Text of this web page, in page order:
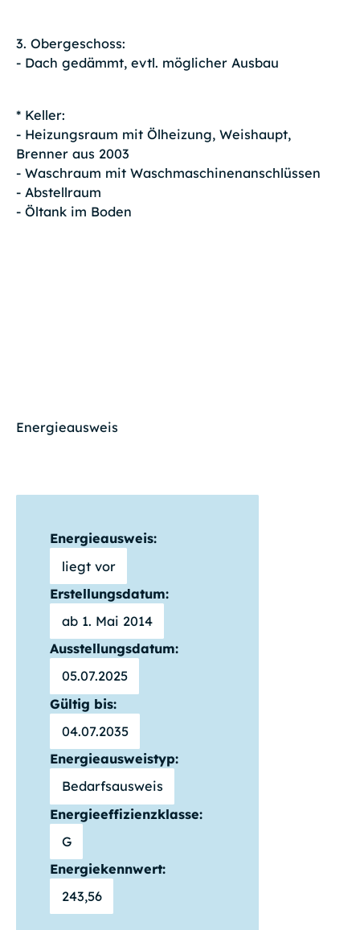
3. Obergeschoss:
- Dach gedämmt, evtl. möglicher Ausbau
* Keller:
- Heizungsraum mit Ölheizung, Weishaupt,
Brenner aus 2003
- Waschraum mit Waschmaschinenanschlüssen
- Abstellraum
- Öltank im Boden
Energieausweis
Energieausweis:
liegt vor
Erstellungsdatum:
ab 1. Mai 2014
Ausstellungsdatum:
05.07.2025
Gültig bis:
04.07.2035
Energieausweistyp:
Bedarfsausweis
Energieeffizienzklasse:
G
Energiekennwert:
243,56